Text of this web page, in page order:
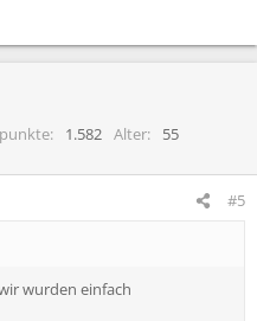
1.582 Alter
55
#5
wurden einfach